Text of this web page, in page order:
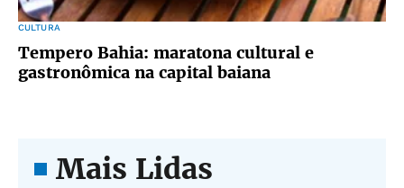
CULTURA
Tempero Bahia: maratona cultural e
gastronômica na capital baiana
Mais Lidas